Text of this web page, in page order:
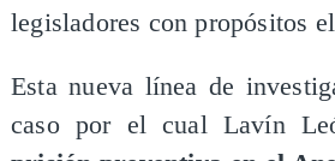
legisladores con propósitos
Esta nueva línea de
caso por el cual Lavín